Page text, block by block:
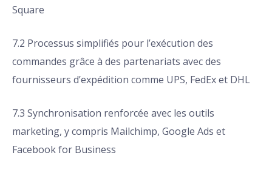
Square
7.2 Processus simplifiés pour l’exécution des
commandes grâce à des partenariats avec des
fournisseurs d’expédition comme UPS, FedEx et DHL
7.3 Synchronisation renforcée avec les outils
marketing, y compris Mailchimp, Google Ads et
Facebook for Business